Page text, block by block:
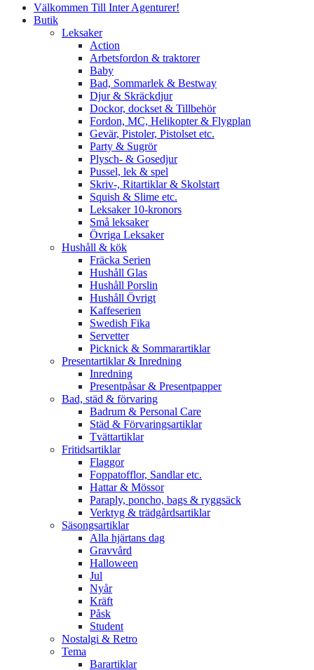
Välkommen Till Inter Agenturer!
Butik
Leksaker
Action
Arbetsfordon & traktorer
Baby
Bad, Sommarlek & Bestway
Djur & Skräckdjur
Dockor, dockset & Tillbehör
Fordon, MC, Helikopter & Flygplan
Gevär, Pistoler, Pistolset etc.
Party & Sugrör
Plysch- & Gosedjur
Pussel, lek & spel
Skriv-, Ritartiklar & Skolstart
Squish & Slime etc.
Leksaker 10-kronors
Små leksaker
Övriga Leksaker
Hushåll & kök
Fräcka Serien
Hushåll Glas
Hushåll Porslin
Hushåll Övrigt
Kaffeserien
Swedish Fika
Servetter
Picknick & Sommarartiklar
Presentartiklar & Inredning
Inredning
Presentpåsar & Presentpapper
Bad, städ & förvaring
Badrum & Personal Care
Städ & Förvaringsartiklar
Tvättartiklar
Fritidsartiklar
Flaggor
Foppatofflor, Sandlar etc.
Hattar & Mössor
Paraply, poncho, bags & ryggsäck
Verktyg & trädgårdsartiklar
Säsongsartiklar
Alla hjärtans dag
Gravvård
Halloween
Jul
Nyår
Kräft
Påsk
Student
Nostalgi & Retro
Tema
Barartiklar